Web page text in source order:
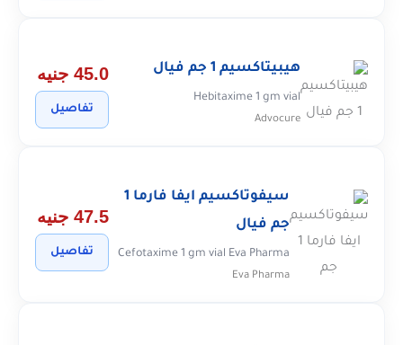
هيبيتاكسيم 1 جم فيال
Hebitaxime 1 gm vial
Advocure
45.0 جنيه
تفاصيل
سيفوتاكسيم ايفا فارما 1
جم فيال
Cefotaxime 1 gm vial Eva Pharma
Eva Pharma
47.5 جنيه
تفاصيل